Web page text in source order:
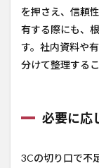
を押さえ、信頼
有する際にも、
す。社内資料や
分けて整理する
必要に応
3Cの切り口で不